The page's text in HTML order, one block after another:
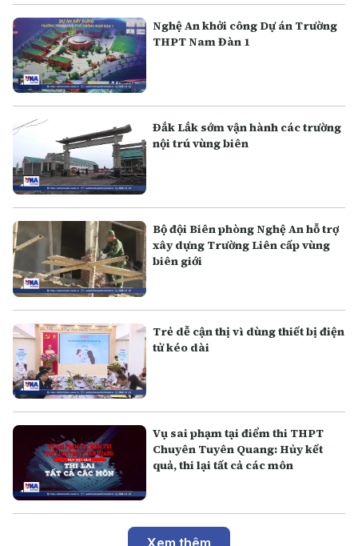
Nghệ An khởi công Dự án Trường
THPT Nam Đàn 1
Đắk Lắk sớm vận hành các trường
nội trú vùng biên
Bộ đội Biên phòng Nghệ An hỗ trợ
xây dựng Trường Liên cấp vùng
biên giới
Trẻ dễ cận thị vì dùng thiết bị điện
tử kéo dài
Vụ sai phạm tại điểm thi THPT
Chuyên Tuyên Quang: Hủy kết
quả, thi lại tất cả các môn
Xem thêm